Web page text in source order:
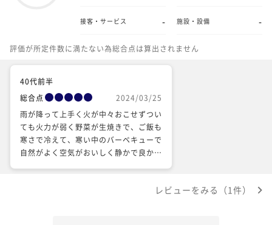
接客・サービス - 施設・設備 -
評価が所定件数に満たない為総合点は算出されません
40代前半
総合点
2024/03/25
雨が降って上手く火が中々おこせずつい
ても火力が弱く野菜が生焼きで、ご飯も
寒さで冷えて、寒い中のバーベキューで
自然がよく空気がおいしく静かで良かっ
レビューをみる（1件）